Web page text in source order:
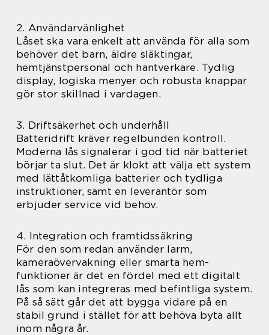
2. Användarvänlighet
Låset ska vara enkelt att använda för alla som
behöver det barn, äldre släktingar,
hemtjänstpersonal och hantverkare. Tydlig
display, logiska menyer och robusta knappar
gör stor skillnad i vardagen.
3. Driftsäkerhet och underhåll
Batteridrift kräver regelbunden kontroll.
Moderna lås signalerar i god tid när batteriet
börjar ta slut. Det är klokt att välja ett system
med lättåtkomliga batterier och tydliga
instruktioner, samt en leverantör som
erbjuder service vid behov.
4. Integration och framtidssäkring
För den som redan använder larm,
kameraövervakning eller smarta hem-
funktioner är det en fördel med ett digitalt
lås som kan integreras med befintliga system.
På så sätt går det att bygga vidare på en
stabil grund i stället för att behöva byta allt
inom några år.